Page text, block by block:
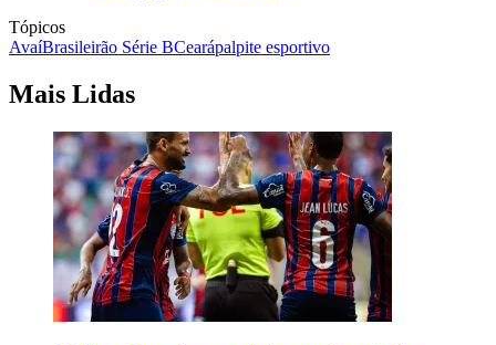
Tópicos
AvaíBrasileirão Série BCearápalpite esportivo
Mais Lidas